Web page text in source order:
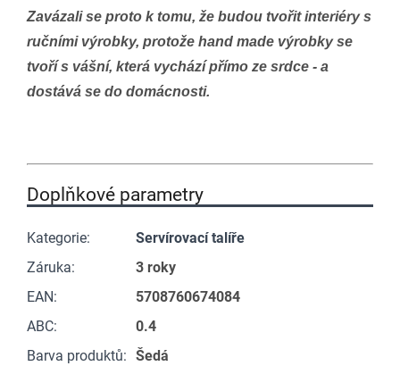
Zavázali se proto k tomu, že budou tvořit interiéry s
ručními výrobky, protože hand made výrobky se
tvoří s vášní, která vychází přímo ze srdce - a
dostává se do domácnosti.
Doplňkové parametry
Kategorie:
Servírovací talíře
Záruka:
3 roky
EAN:
5708760674084
ABC:
0.4
Barva produktů: Šedá